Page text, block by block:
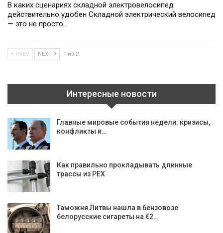
В каких сценариях складной электровелосипед
действительно удобен Складной электрический велосипед
— это не просто…
PREV NEXT 1 из 2
Интересные новости
Главные мировые события недели: кризисы,
конфликты и…
Как правильно прокладывать длинные
трассы из PEX
Таможня Литвы нашла в бензовозе
белорусские сигареты на €2…